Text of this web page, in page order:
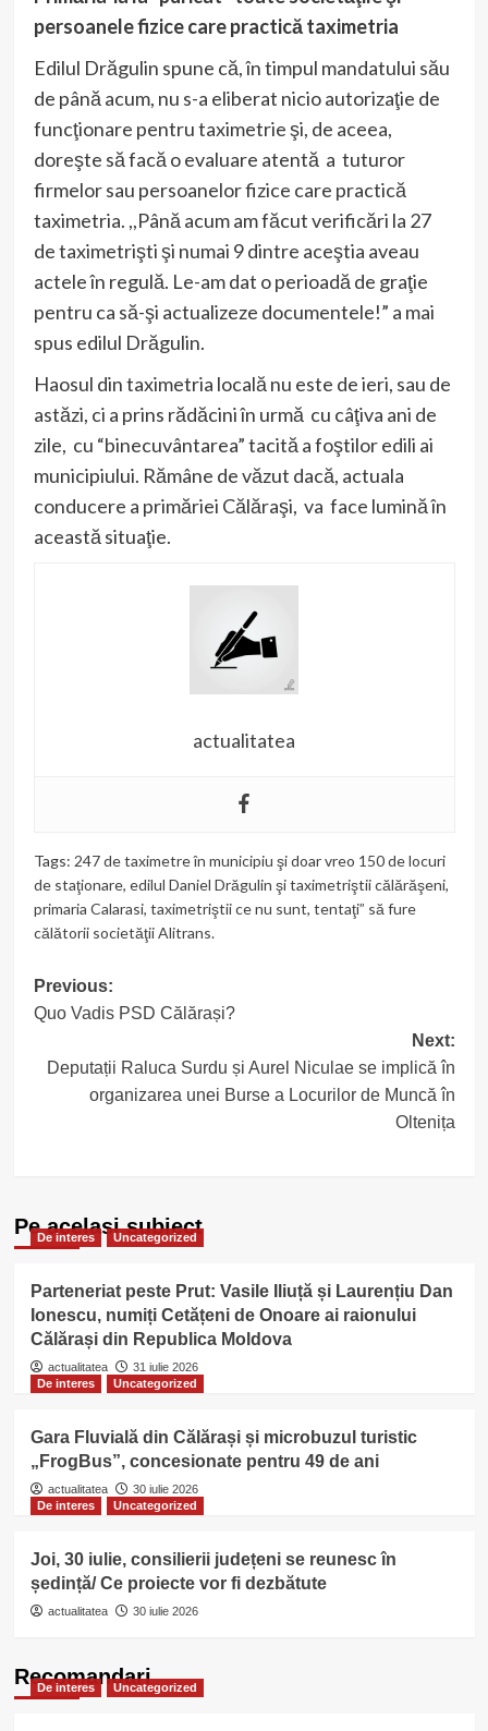
persoanele fizice care practică taximetria
Edilul Drăgulin spune că, în timpul mandatului său
de până acum, nu s-a eliberat nicio autorizaţie de
funcţionare pentru taximetrie şi, de aceea,
doreşte să facă o evaluare atentă a tuturor
firmelor sau persoanelor fizice care practică
taximetria. ,,Până acum am făcut verificări la 27
de taximetrişti şi numai 9 dintre aceştia aveau
actele în regulă. Le-am dat o perioadă de graţie
pentru ca să-şi actualizeze documentele!” a mai
spus edilul Drăgulin.
Haosul din taximetria locală nu este de ieri, sau de
astăzi, ci a prins rădăcini în urmă cu câţiva ani de
zile, cu “binecuvântarea” tacită a foştilor edili ai
municipiului. Rămâne de văzut dacă, actuala
conducere a primăriei Călăraşi, va face lumină în
această situaţie.
actualitatea
Tags: 247 de taximetre în municipiu şi doar vreo 150 de locuri
de staţionare, edilul Daniel Drăgulin şi taximetriştii călărăşeni,
primaria Calarasi, taximetriştii ce nu sunt, tentaţi” să fure
călătorii societăţii Alitrans.
Post
navigation
Previous:
Quo Vadis PSD Călărași?
Next:
Deputații Raluca Surdu și Aurel Niculae se implică în
organizarea unei Burse a Locurilor de Muncă în
Oltenița
Pe acelasi subiect
De interes Uncategorized
Parteneriat peste Prut: Vasile Iliuță și Laurențiu Dan
Ionescu, numiți Cetățeni de Onoare ai raionului
Călărași din Republica Moldova
actualitatea
31 iulie 2026
De interes
Uncategorized
Gara Fluvială din Călărași și microbuzul turistic
„FrogBus”, concesionate pentru 49 de ani
actualitatea
30 iulie 2026
De interes
Uncategorized
Joi, 30 iulie, consilierii județeni se reunesc în
ședință/ Ce proiecte vor fi dezbătute
actualitatea 30 iulie 2026
Recomandari
De interes Uncategorized